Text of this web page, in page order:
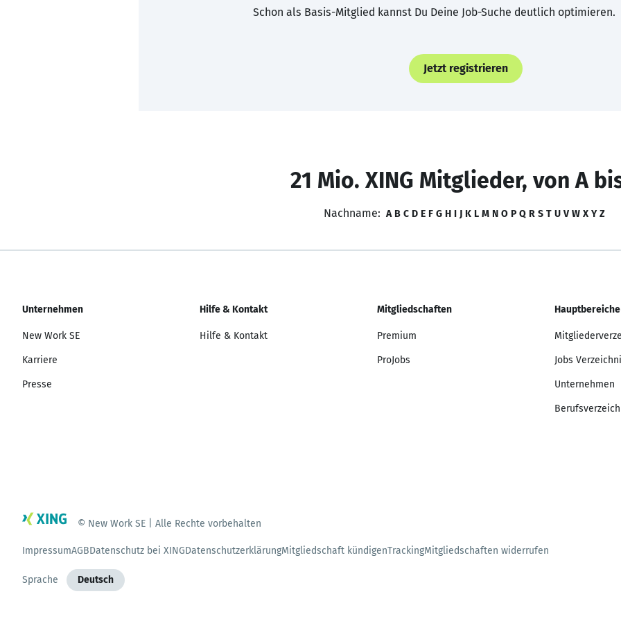
Schon als Basis-Mitglied kannst Du Deine Job-Suche deutlich optimieren.
Jetzt registrieren
21 Mio. XING Mitglieder, von A
Nachname: A B C D E F G H I J K L M N O P Q R S T U V W X Y Z
Unternehmen
New Work SE
Karriere
Presse
Hilfe & Kontakt
Hilfe & Kontakt
Mitgliedschaften
Premium
ProJobs
Hauptbereiche
Jobs
Unternehmen
© New Work SE | Alle Rechte vorbehalten
ImpressumAGBDatenschutz bei XINGDatenschutzerklärungMitgliedschaft kündigenTrackingMitgliedschaften widerrufen
Sprache Deutsch